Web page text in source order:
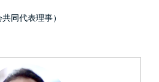
同代表理事）